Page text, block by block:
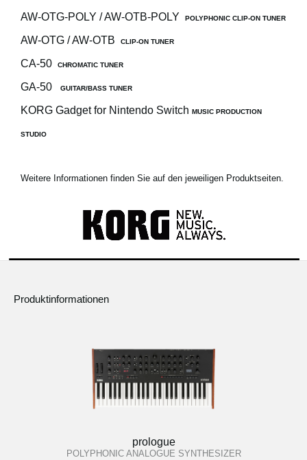
AW-OTG-POLY / AW-OTB-POLY POLYPHONIC CLIP-ON TUNER
AW-OTG / AW-OTB CLIP-ON TUNER
CA-50 CHROMATIC TUNER
GA-50 GUITAR/BASS TUNER
KORG Gadget for Nintendo Switch MUSIC PRODUCTION
STUDIO
Weitere Informationen finden Sie auf den jeweiligen Produktseiten.
Produktinformationen
prologue
POLYPHONIC ANALOGUE SYNTHESIZER